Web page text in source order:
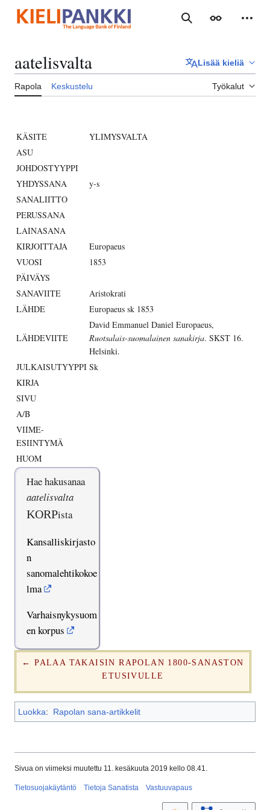
sisältöön
Haku Ulkoasu
aatelisvalta Lisää kieliä
Rapola Keskustelu Työkalut
KÄSITE
YLIMYSVALTA
ASU
JOHDOSTYYPPI
YHDYSSANA
y-s
SANALIITTO
PERUSSANA
LAINASANA
KIRJOITTAJA
Europaeus
VUOSI
1853
PÄIVÄYS
SANAVIITE
Aristokrati
LÄHDE
Europaeus sk 1853
LÄHDEVIITE
David Emmanuel Daniel Europaeus,
Ruotsalais-suomalainen sanakirja. SKST 16.
Helsinki.
JULKAISUTYYPPI Sk
KIRJA
SIVU
A/B
VIIME-
ESIINTYMÄ
HUOM
Hae hakusanaa
aatelisvalta
KORPista
Kansalliskirjasto
n
sanomalehtikokoe
lma
Varhaisnykysuom
en korpus
← PALAA TAKAISIN RAPOLAN 1800-SANASTON
ETUSIVULLE
Luokka: Rapolan sana-artikkelit
Sivua on viimeksi muutettu 11. kesäkuuta 2019 kello 08.41.
Tietosuojakäytäntö Tietoja Sanatista Vastuuvapaus